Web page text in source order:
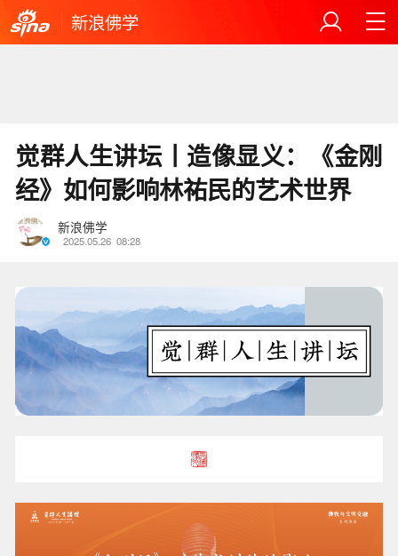
新浪佛学
觉群人生讲坛丨造像显义：《金刚
经》如何影响林祐民的艺术世界
新浪佛学
2025.05.26 08:28